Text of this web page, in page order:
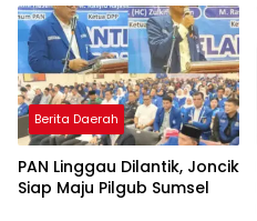
Berita Daerah
PAN Linggau Dilantik, Joncik
Siap Maju Pilgub Sumsel